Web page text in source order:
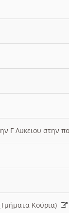
Γ Λυκειου στην
(Τμήματα Κούρια)